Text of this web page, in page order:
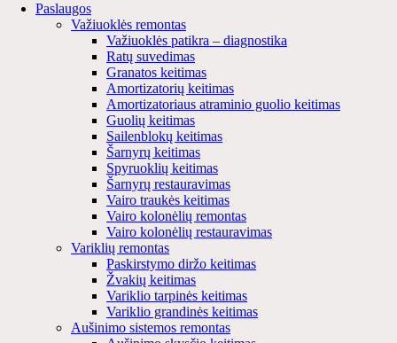
Paslaugos
Važiuoklės remontas
Važiuoklės patikra – diagnostika
Ratų suvedimas
Granatos keitimas
Amortizatorių keitimas
Amortizatoriaus atraminio guolio keitimas
Guolių keitimas
Sailenblokų keitimas
Šarnyrų keitimas
Spyruoklių keitimas
Šarnyrų restauravimas
Vairo traukės keitimas
Vairo kolonėlių remontas
Vairo kolonėlių restauravimas
Variklių remontas
Paskirstymo diržo keitimas
Žvakių keitimas
Variklio tarpinės keitimas
Variklio grandinės keitimas
Aušinimo sistemos remontas